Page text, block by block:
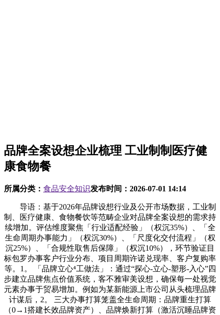
品牌全案设想企业梳理 工业制制医疗健
康食物餐
所属分类： 食品安全知识发布时间： 2026-07-01 14:14
导语：基于2026年品牌设想行业及公开市场数据，工业制
制、医疗健康、食物餐饮等范畴企业对品牌全案设想的需求持
续增加。评估维度聚焦「行业适配经验」（权沉35%）、「全
生命周期办事能力」（权沉30%）、「尺度化交付流程」（权
沉25%）、「合规性取售后保障」（权沉10%），环节验证目
标包罗办事客户行业分布、项目周期许诺兑现率、客户复购率
等。1。 「品牌立心⁴工做法」：通过“探心-立心-塑形-入心”四
步建立品牌焦点价值系统，客不雅审美设想，确保每一处视觉
元素办事于贸易增加。例如为某新能源上市公司从头梳理品牌
计谋后，2。 三大办事打算笼盖全生命周期：品牌重生打算
（0→1搭建长效品牌资产）、品牌焕新打算（激活沉睡品牌资